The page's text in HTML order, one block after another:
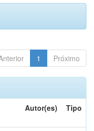
1 Próximo
Autor(es) Tipo